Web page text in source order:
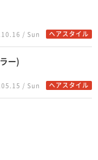
/ Sun ヘアスタイル
ー)
/ Sun ヘアスタイル